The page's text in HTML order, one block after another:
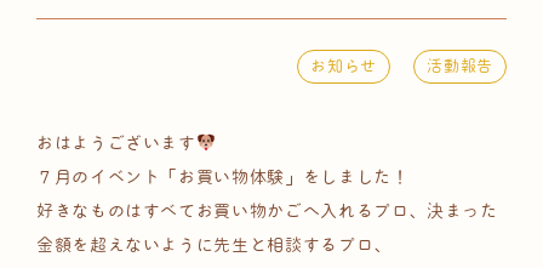
お知らせ 活動報告
おはようございます
７月のイベント「お買い物体験」をしました！
好きなものはすべてお買い物かごへ入れるプロ、決まった
金額を超えないように先生と相談するプロ、